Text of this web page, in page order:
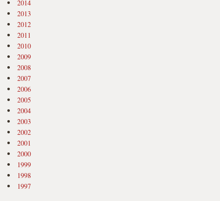
2014
2013
2012
2011
2010
2009
2008
2007
2006
2005
2004
2003
2002
2001
2000
1999
1998
1997